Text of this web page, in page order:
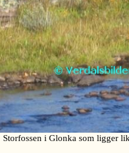
Storfossen i Glonka som ligger